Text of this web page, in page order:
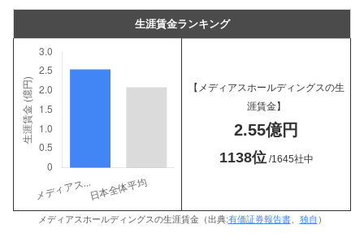
生涯賃金ランキング
【メディアスホールディングスの生
涯賃金】
2.55億円
1138位/1645社中
メディアスホールディングスの生涯賃金（出典:有価証券報告書、 独自 ）